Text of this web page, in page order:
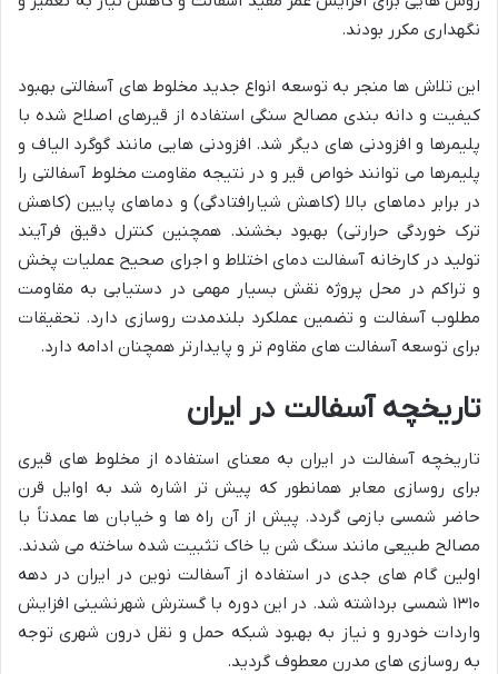
نگهداری مکرر بودند.
این تلاش ها منجر به توسعه انواع جدید مخلوط های آسفالتی بهبود
کیفیت و دانه بندی مصالح سنگی استفاده از قیرهای اصلاح شده با
پلیمرها و افزودنی های دیگر شد. افزودنی هایی مانند گوگرد الیاف و
پلیمرها می توانند خواص قیر و در نتیجه مقاومت مخلوط آسفالتی را
در برابر دماهای بالا (کاهش شیارافتادگی) و دماهای پایین (کاهش
ترک خوردگی حرارتی) بهبود بخشند. همچنین کنترل دقیق فرآیند
تولید در کارخانه آسفالت دمای اختلاط و اجرای صحیح عملیات پخش
و تراکم در محل پروژه نقش بسیار مهمی در دستیابی به مقاومت
مطلوب آسفالت و تضمین عملکرد بلندمدت روسازی دارد. تحقیقات
برای توسعه آسفالت های مقاوم تر و پایدارتر همچنان ادامه دارد.
تاریخچه آسفالت در ایران
تاریخچه آسفالت در ایران به معنای استفاده از مخلوط های قیری
برای روسازی معابر همانطور که پیش تر اشاره شد به اوایل قرن
حاضر شمسی بازمی گردد. پیش از آن راه ها و خیابان ها عمدتاً با
مصالح طبیعی مانند سنگ شن یا خاک تثبیت شده ساخته می شدند.
اولین گام های جدی در استفاده از آسفالت نوین در ایران در دهه
۱۳۱۰ شمسی برداشته شد. در این دوره با گسترش شهرنشینی افزایش
واردات خودرو و نیاز به بهبود شبکه حمل و نقل درون شهری توجه
به روسازی های مدرن معطوف گردید.